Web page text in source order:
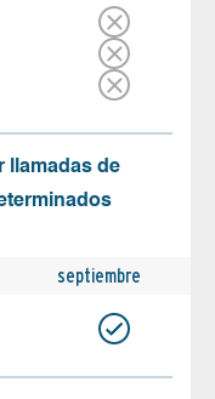
llamadas de
septiembre